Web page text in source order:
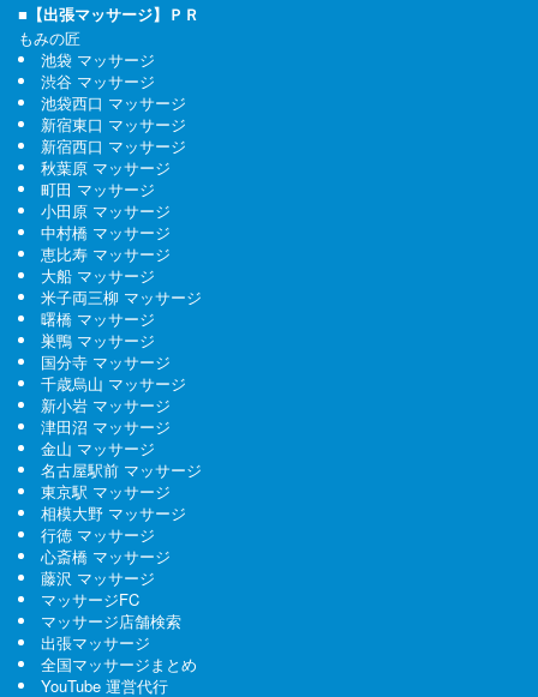
■【出張マッサージ】ＰＲ
もみの匠
池袋 マッサージ
渋谷 マッサージ
池袋西口 マッサージ
新宿東口 マッサージ
新宿西口 マッサージ
秋葉原 マッサージ
町田 マッサージ
小田原 マッサージ
中村橋 マッサージ
恵比寿 マッサージ
大船 マッサージ
米子両三柳 マッサージ
曙橋 マッサージ
巣鴨 マッサージ
国分寺 マッサージ
千歳烏山 マッサージ
新小岩 マッサージ
津田沼 マッサージ
金山 マッサージ
名古屋駅前 マッサージ
東京駅 マッサージ
相模大野 マッサージ
行徳 マッサージ
心斎橋 マッサージ
藤沢 マッサージ
マッサージFC
マッサージ店舗検索
出張マッサージ
全国マッサージまとめ
YouTube 運営代行